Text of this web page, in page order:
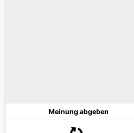
Meinung abgeben